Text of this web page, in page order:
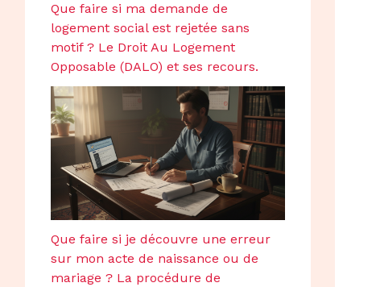
Que faire si ma demande de
logement social est rejetée sans
motif ? Le Droit Au Logement
Opposable (DALO) et ses recours.
Que faire si je découvre une erreur
sur mon acte de naissance ou de
mariage ? La procédure de